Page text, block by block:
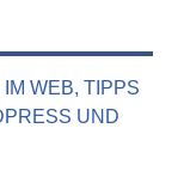
WEB, TIPPS
UND